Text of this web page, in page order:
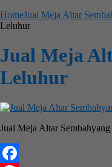
HomeJual Meja Altar
Leluhur
Jual Meja
Leluhur
Jual Meja Altar